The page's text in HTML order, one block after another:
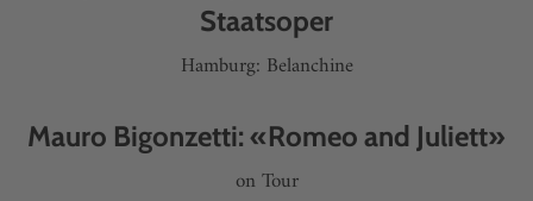
Staatsoper
Hamburg: Belanchine
Mauro Bigonzetti: «Romeo and Juliett»
on Tour